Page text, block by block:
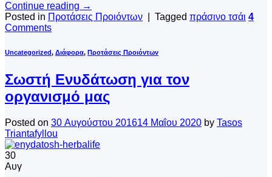
Continue reading →
Posted in Προτάσεις Προιόντων Tagged πράσινο τσάι 4
Comments
Uncategorized, Διάφορα, Προτάσεις Προιόντων
Σωστή Ενυδάτωση για τον
οργανισμό μας
Posted on 30 Αυγούστου 201614 Μαΐου 2020 by Tasos
Triantafyllou
30
Αυγ